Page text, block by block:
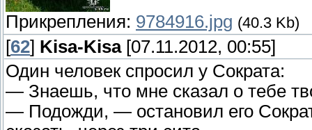
Прикрепления: 9784916.jpg (40.3 Kb)
[62] Kisa-Kisa[07.11.2012, 00:55]
Один человек спросил у Сократа:
— Знаешь, что мне сказал о тебе
— Подожди, — остановил его